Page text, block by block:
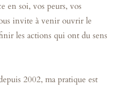
en soi, vos peurs, vos
invite à venir ouvrir le
les actions qui ont du sens
2002, ma pratique est